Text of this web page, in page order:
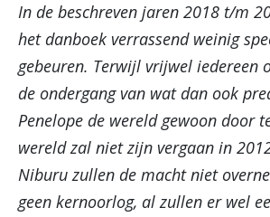
In de beschreven jaren 2018 t/m
het danboek verrassend weinig
gebeuren. Terwijl vrijwel iedereen
de ondergang van wat dan ook
Penelope de wereld gewoon door
wereld zal niet zijn vergaan in
Niburu zullen de macht niet
geen kernoorlog, al zullen er wel